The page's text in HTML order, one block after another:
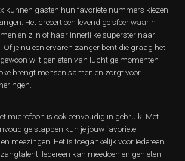
kunnen gasten hun favoriete nummers kiezen
Het creëert een levendige sfeer waarin
en zijn of haar innerlijke superster naar
Of je nu een ervaren zanger bent die graag het
wilt genieten van luchtige momenten
brengt mensen samen en zorgt voor
microfoon is ook eenvoudig in gebruik. Met
stappen kun je jouw favoriete
meezingen. Het is toegankelijk voor iedereen,
Iedereen kan meedoen en genieten